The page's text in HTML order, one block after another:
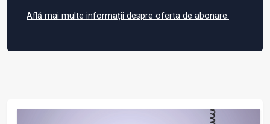
Află mai multe informații despre oferta de abonare.